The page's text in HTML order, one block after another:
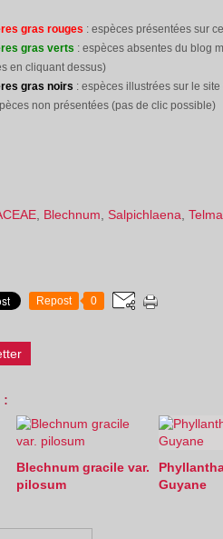
gras rouges : espèces présentées sur
gras verts : espèces absentes du blog
en cliquant dessus)
gras noirs : espèces illustrées sur le site
non présentées (pas de clic possible)
Blechnum Salpichlaena
Repost 0
:
Blechnum gracile var.
pilosum
Guyane